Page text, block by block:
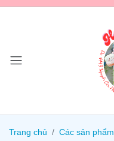
Trang chủ Các sản phẩm